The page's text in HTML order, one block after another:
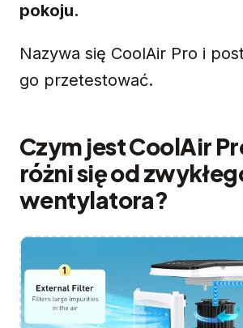
pokoju.
Nazywa się CoolAir Pro i
go przetestować.
Czym jest CoolAir
różni się od
wentylatora?